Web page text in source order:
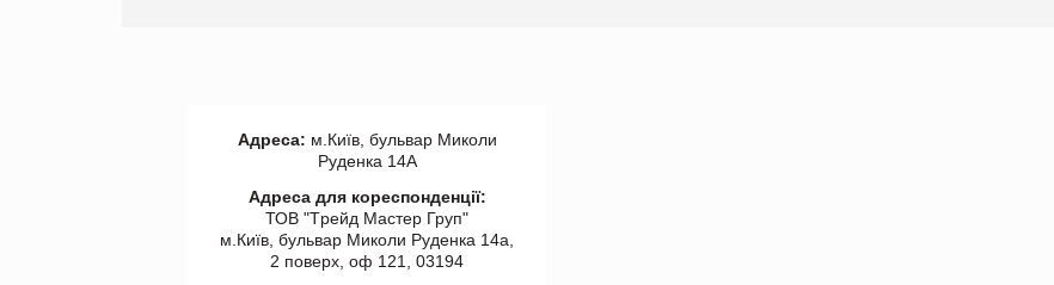
Адреса: м.Київ, бульвар Миколи
Руденка 14А
Адреса для кореспонденції:
ТОВ "Tрейд Мастер Груп"
м.Київ, бульвар Миколи Руденка 14а,
2 поверх, оф 121, 03194